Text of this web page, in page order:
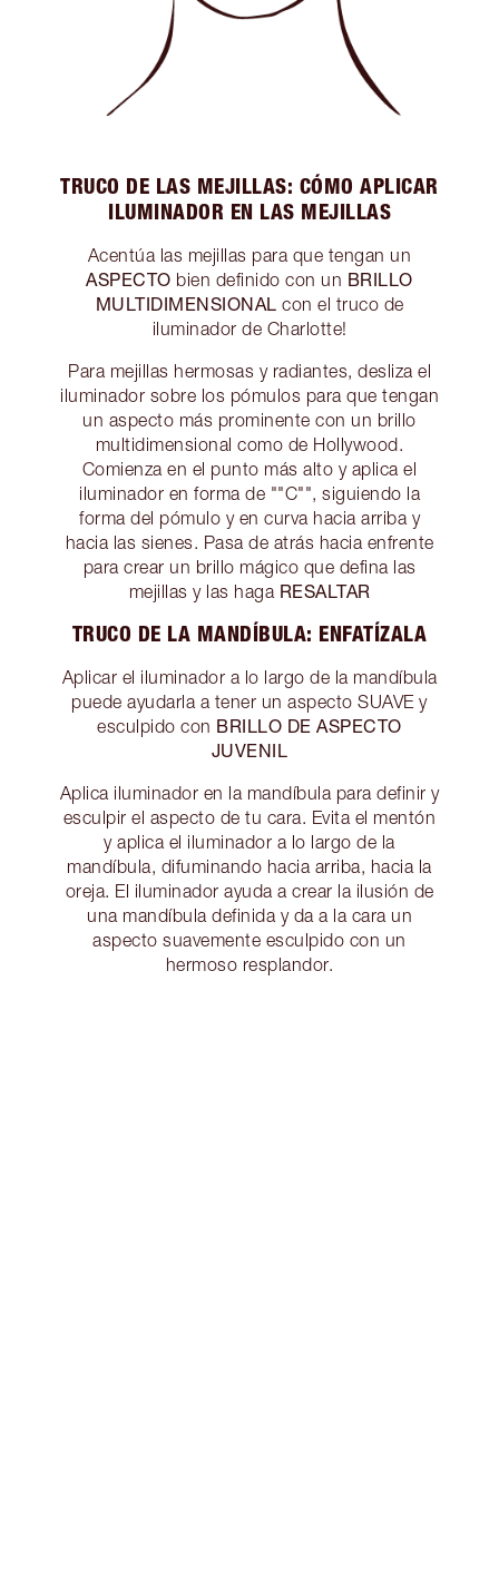
TRUCO DE LAS MEJILLAS: CÓMO APLICAR
ILUMINADOR EN LAS MEJILLAS
Acentúa las mejillas para que tengan un
ASPECTO bien definido con un BRILLO
MULTIDIMENSIONAL
con el truco de
iluminador de Charlotte!
Para mejillas hermosas y radiantes, desliza el
iluminador sobre los pómulos para que tengan
un aspecto más prominente con un brillo
multidimensional como de Hollywood.
Comienza en el punto más alto y aplica el
iluminador en forma de ""C"", siguiendo la
forma del pómulo y en curva hacia arriba y
hacia las sienes. Pasa de atrás hacia enfrente
para crear un brillo mágico que defina las
mejillas y las haga RESALTAR
TRUCO DE LA MANDÍBULA: ENFATÍZALA
Aplicar el iluminador a lo largo de la mandíbula
puede ayudarla a tener un aspecto SUAVE y
esculpido con BRILLO DE ASPECTO
JUVENIL
Aplica iluminador en la mandíbula para definir y
esculpir el aspecto de tu cara. Evita el mentón
y aplica el iluminador a lo largo de la
mandíbula, difuminando hacia arriba, hacia la
oreja. El iluminador ayuda a crear la ilusión de
una mandíbula definida y da a la cara un
aspecto suavemente esculpido con un
hermoso resplandor.